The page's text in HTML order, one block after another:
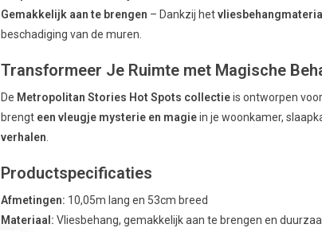
Gemakkelijk aan te brengen – Dankzij het
beschadiging van de muren.
Transformeer Je Ruimte met Magische
De Metropolitan Stories Hot Spots collectieis ontworpen voor
brengt een vleugje mysterie en magiein je woonkamer,
verhalen
Productspecificaties
Afmetingen: 10,05m lang en 53cm breed
Materiaal: Vliesbehang, gemakkelijk aan te brengen en